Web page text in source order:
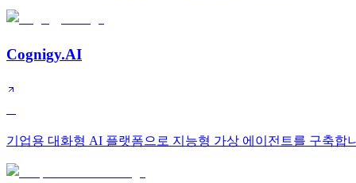
Cognigy.AI
기업용 대화형 AI 플랫폼으로 지능형 가상 에이전트를 구축합